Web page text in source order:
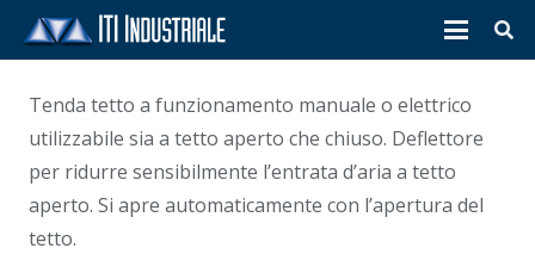
Tenda tetto a funzionamento manuale o elettrico
utilizzabile sia a tetto aperto che chiuso. Deflettore
per ridurre sensibilmente l’entrata d’aria a tetto
aperto. Si apre automaticamente con l’apertura del
tetto.